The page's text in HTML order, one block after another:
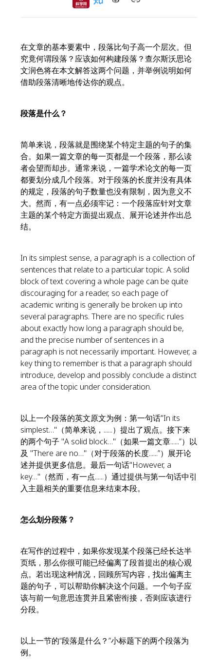
在文章的基本要素中，段落比句子高一个层次。但
究竟何谓段落？应该如何构建段落？查尔斯沃思论
文润色将在本文解答这两个问题，并举例说明如何
借助段落清晰地传达你的观点。
段落是什么？
简单来说，段落就是围绕某个特定主题的句子的集
合。如果一篇文章的每一页都是一个段落，那么读
者会望而却步。通常来说，一篇学术论文的每一页
都要划分成几个段落。对于段落的长度并没有具体
的规定，段落的句子数量也没有限制，因为意义不
大。然而，有一点必须牢记：一个段落应针对文章
主题的某个特定方面提出观点、展开论述并作出总
结。
In its simplest sense, a paragraph is a collection of
sentences that relate to a particular topic. A solid
block of text covering a whole page can be quite
discouraging for a reader, so each page of
academic writing is generally be broken up into
several paragraphs. There are no specific rules
about exactly how long a paragraph should be,
and the precise number of sentences in a
paragraph is not necessarily important. However, a
key thing to remember is that a paragraph should
introduce, develop and possibly conclude a distinct
area of the topic under consideration.
以上一个段落的英文原文为例：第一句话"In its
simplest…"（简单来说，......）提出了观点。接下来
的两个句子 "A solid block…"（如果一篇文章......”）以
及 "There are no…"（对于段落的长度......”）展开论
述并提供更多信息。最后一句话"However, a
key…"（然而，有一点......）通过提供与第一句话中引
入主题相关的重要信息来结束本段。
怎么划分段落？
在写作的过程中，如果你发现某个段落已经长达半
页纸，那么你很可能已经偏离了段首提出的核心观
点。若出现这种情况，回顾所写内容，找出偏离主
题的句子，可以帮助你解决这个问题。一个句子应
该与前一句意思连贯并且紧密衔接，否则应该进行
分段。
以上一节的“段落是什么？”小标题下的两个段落为
例。